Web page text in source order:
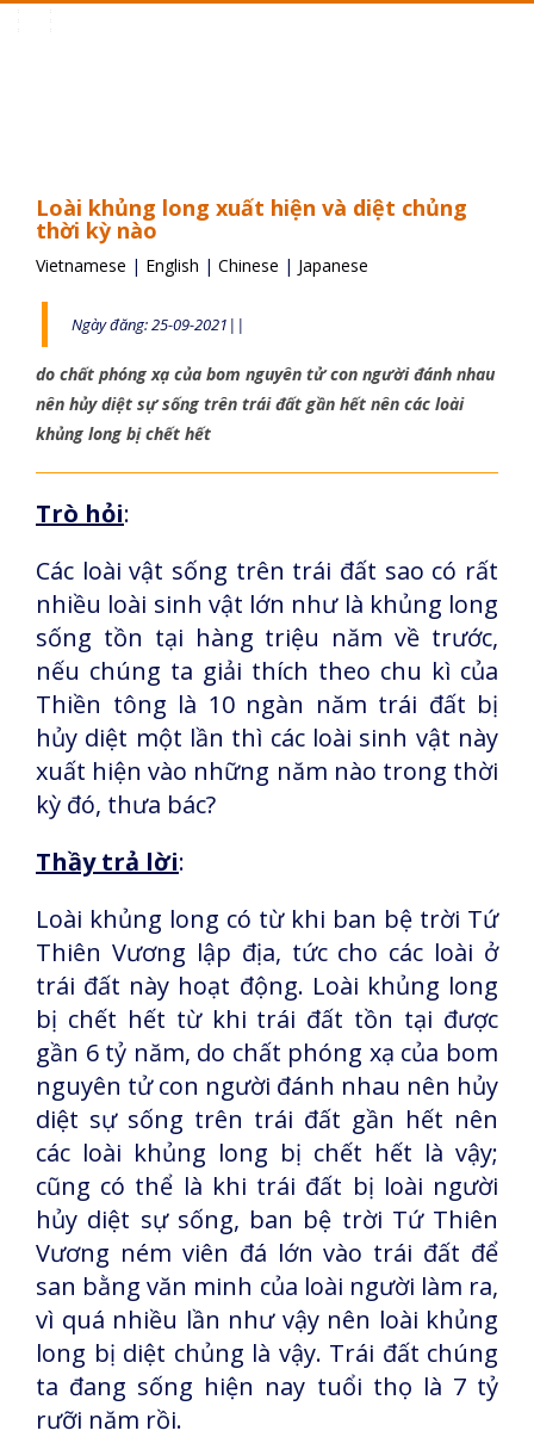
Loài khủng long xuất hiện và diệt chủng
thời kỳ nào
Vietnamese | English | Chinese | Japanese
Ngày đăng: 25-09-2021||
do chất phóng xạ của bom nguyên tử con người đánh nhau
nên hủy diệt sự sống trên trái đất gần hết nên các loài
khủng long bị chết hết
Trò hỏi:
Các loài vật sống trên trái đất sao có rất
nhiều loài sinh vật lớn như là khủng long
sống tồn tại hàng triệu năm về trước,
nếu chúng ta giải thích theo chu kì của
Thiền tông là 10 ngàn năm trái đất bị
hủy diệt một lần thì các loài sinh vật này
xuất hiện vào những năm nào trong thời
kỳ đó, thưa bác?
Thầy trả lời:
Loài khủng long có từ khi ban bệ trời Tứ
Thiên Vương lập địa, tức cho các loài ở
trái đất này hoạt động. Loài khủng long
bị chết hết từ khi trái đất tồn tại được
gần 6 tỷ năm, do chất phóng xạ của bom
nguyên tử con người đánh nhau nên hủy
diệt sự sống trên trái đất gần hết nên
các loài khủng long bị chết hết là vậy;
cũng có thể là khi trái đất bị loài người
hủy diệt sự sống, ban bệ trời Tứ Thiên
Vương ném viên đá lớn vào trái đất để
san bằng văn minh của loài người làm ra,
vì quá nhiều lần như vậy nên loài khủng
long bị diệt chủng là vậy. Trái đất chúng
ta đang sống hiện nay tuổi thọ là 7 tỷ
rưỡi năm rồi.